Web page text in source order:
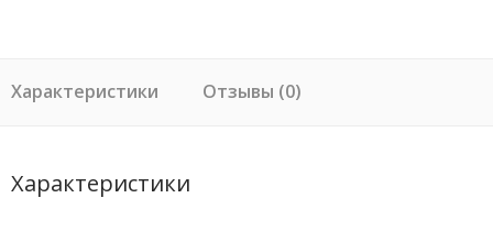
Характеристики Отзывы (0)
Характеристики